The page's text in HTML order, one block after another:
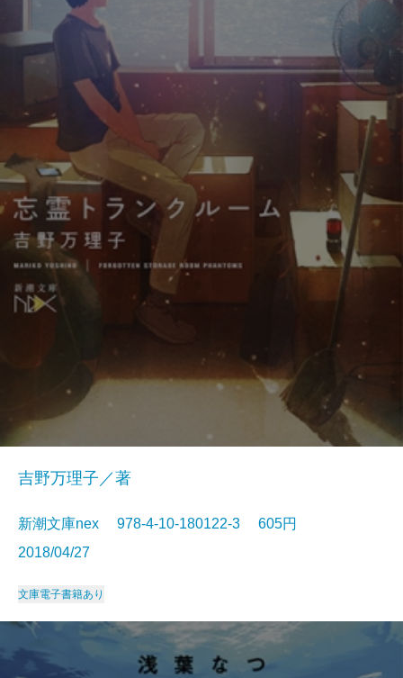
吉野万理子／著
新潮文庫nex 978-4-10-180122-3 605円
2018/04/27
文庫電子書籍あり